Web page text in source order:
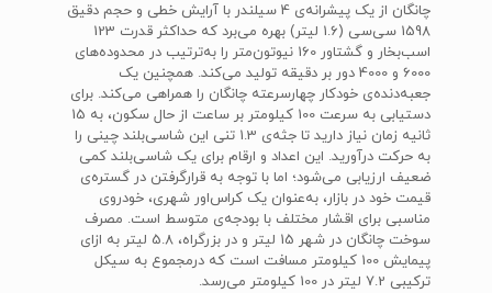
چانگان از یک پیشرانه‌ی 4 سیلندر با آرایش خطی و حجم دقیق
1598 سی‌سی‌ (1.6 لیتر) بهره می‌برد که حداکثر قدرت 123
اسب‌بخار و گشتاور 160 نیوتون‌متر را به‌ترتیب در محدوده‌های
6000 و 4000 دور بر دقیقه تولید می‌کند. همچنین یک
جعبه‌دنده‌ی خودکار چهارسرعته چانگان را همراهی می‌کند. برای
دستیابی به سرعت 100 کیلومتر بر ساعت از حال سکون، به 15
ثانیه زمان نیاز دارید تا جثه‌ی 1.3 تنی این شاسی‌بلند چینی را
به حرکت درآورید. این اعداد و ارقام برای یک شاسی‌بلند کمی
ضعیف ارزیابی می‌شود؛ اما با توجه به قرارگرفتن در گستره‌ی
قیمت خود در بازار، به‌عنوان یک کراس‌اور شهری، خودروی
مناسبی برای اقشار مختلف با بودجه‌ی متوسط است. مصرف
سوخت چانگان در شهر 15 لیتر و در بزرگراه، 5.8 لیتر به ازای
پیمایش 100 کیلومتر مسافت است که درمجموع به سیکل
ترکیبی 7.2 لیتر در 100 کیلومتر می‌رسد.